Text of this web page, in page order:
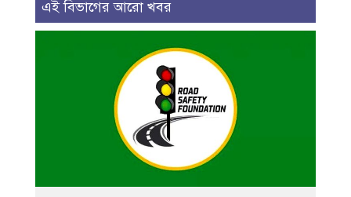
এই বিভাগের আরো খবর